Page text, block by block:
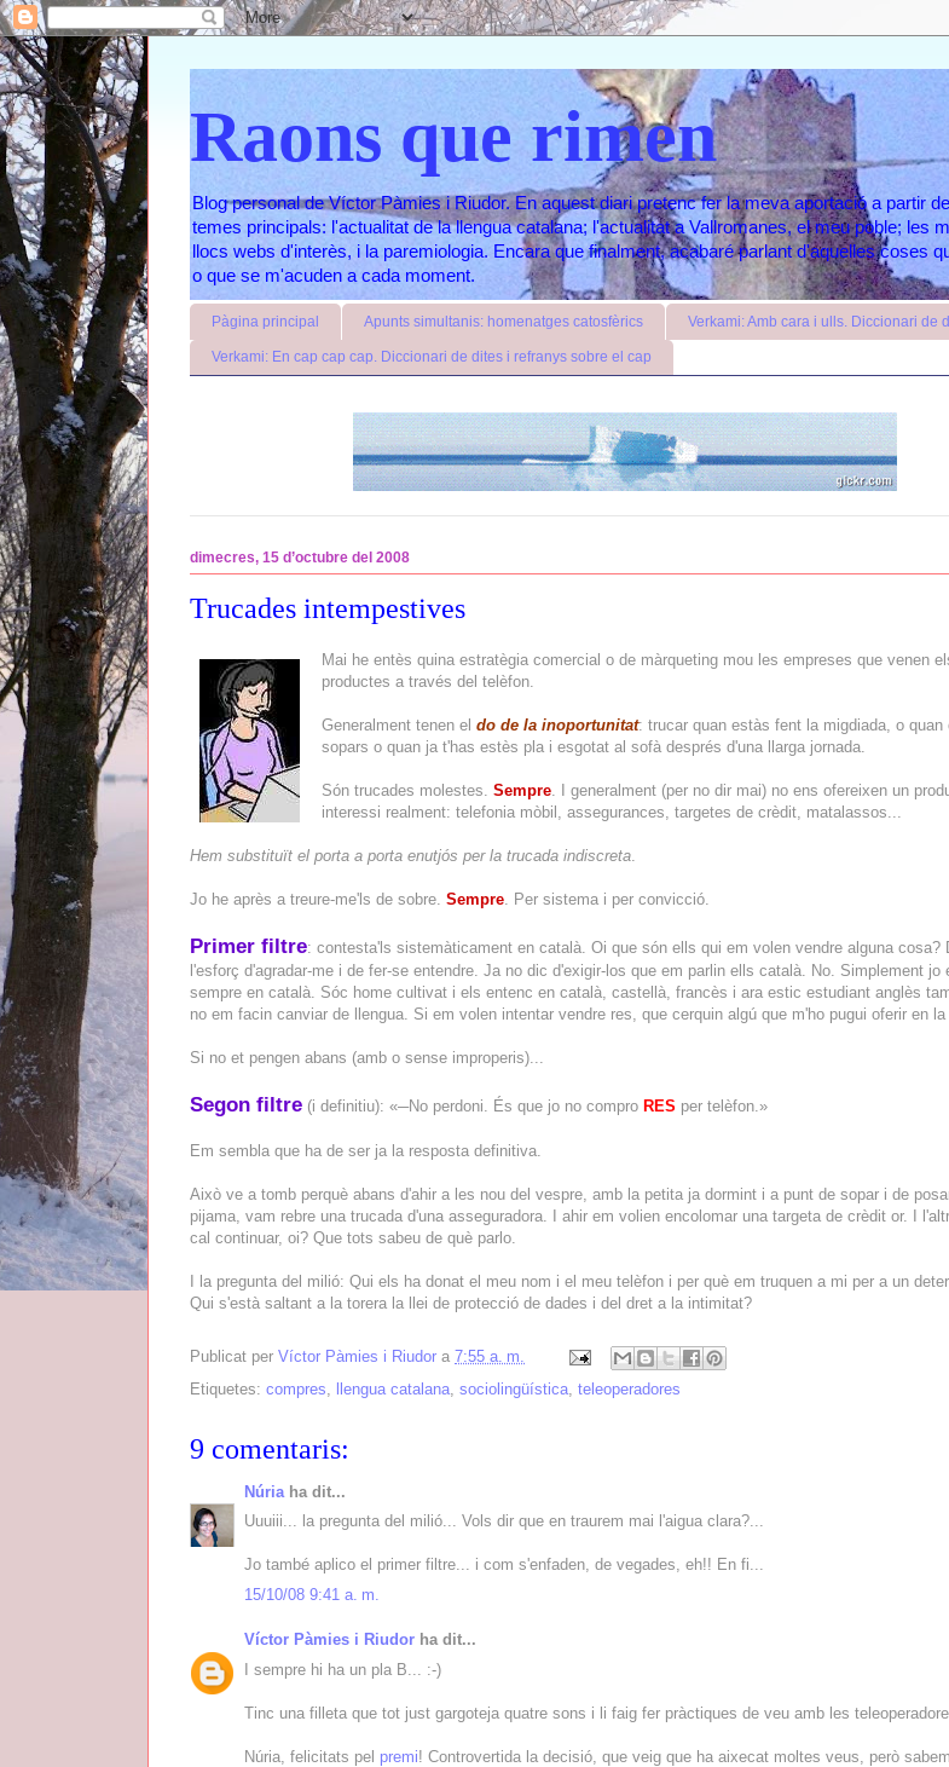
Raons que rimen
Blog personal de Víctor Pàmies i Riudor. En aquest diari pretenc fer la meva aportació a partir
temes principals: l'actualitat de la llengua catalana; l'actualitat a Vallromanes, el meu poble; les
llocs webs d'interès, i la paremiologia. Encara que finalment, acabaré parlant d'aquelles coses
o que se m'acuden a cada moment.
Pàgina principal Apunts simultanis: homenatges catosfèrics Verkami: Amb cara i ulls. Diccionari de
Verkami: En cap cap cap. Diccionari de dites i refranys sobre el cap
dimecres, 15 d’octubre del 2008
Trucades intempestives
Mai he entès quina estratègia comercial o de màrqueting mou les empreses que venen
productes a través del telèfon.
Generalment tenen el do de la inoportunitat: trucar quan estàs fent la migdiada, o quan
sopars o quan ja t'has estès pla i esgotat al sofà després d'una llarga jornada.
Són trucades molestes. Sempre . I generalment (per no dir mai) no ens ofereixen un
interessi realment: telefonia mòbil, assegurances, targetes de crèdit, matalassos...
Hem substituït el porta a porta enutjós per la trucada indiscreta
Jo he après a treure-me'ls de sobre. Sempre . Per sistema i per convicció.
Primer filtre: contesta'ls sistemàticament en català. Oi que són ells qui em volen vendre alguna cosa?
l'esforç d'agradar-me i de fer-se entendre. Ja no dic d'exigir-los que em parlin ells català. No. Simplement jo
sempre en català. Sóc home cultivat i els entenc en català, castellà, francès i ara estic estudiant anglès
no em facin canviar de llengua. Si em volen intentar vendre res, que cerquin algú que m'ho pugui oferir en la
Si no et pengen abans (amb o sense improperis)...
Segon filtre (i definitiu): «─No perdoni. És que jo no compro RES per telèfon.»
Em sembla que ha de ser ja la resposta definitiva.
Això ve a tomb perquè abans d'ahir a les nou del vespre, amb la petita ja dormint i a punt de sopar i de
pijama, vam rebre una trucada d'una asseguradora. I ahir em volien encolomar una targeta de crèdit or. I
cal continuar, oi? Que tots sabeu de què parlo.
I la pregunta del milió: Qui els ha donat el meu nom i el meu telèfon i per què em truquen a mi per a un
Qui s'està saltant a la torera la llei de protecció de dades i del dret a la intimitat?
Publicat per Víctor Pàmies i Riudor a 7:55 a. m.
Etiquetes: compres llengua catalana sociolingüística teleoperadores
9 comentaris:
Núria ha dit...
Uuuiii... la pregunta del milió... Vols dir que en traurem mai l'aigua clara?...
Jo també aplico el primer filtre... i com s'enfaden, de vegades, eh!! En fi...
15/10/08 9:41 a. m.
Víctor Pàmies i Riudor ha dit...
I sempre hi ha un pla B... :-)
Tinc una filleta que tot just gargoteja quatre sons i li faig fer pràctiques de veu amb les
Núria, felicitats pel premi! Controvertida la decisió, que veig que ha aixecat moltes veus, però